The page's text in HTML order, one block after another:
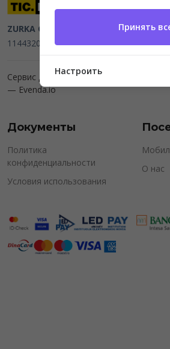
ZURKA CE BITI DOO Beograd, Kraljice
114432064, MB 22023195,mail@tic.rs,
Сервис для организаторов
— Evenda.io
Документы
Политика
конфиденциальности
Условия использования
О нас
Принять
Настроить